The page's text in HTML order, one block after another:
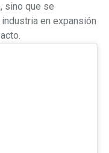
sino que se
en expansión